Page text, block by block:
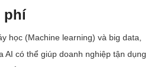
phí
học (Machine learning) và big data,
AI có thể giúp doanh nghiệp tận dụng